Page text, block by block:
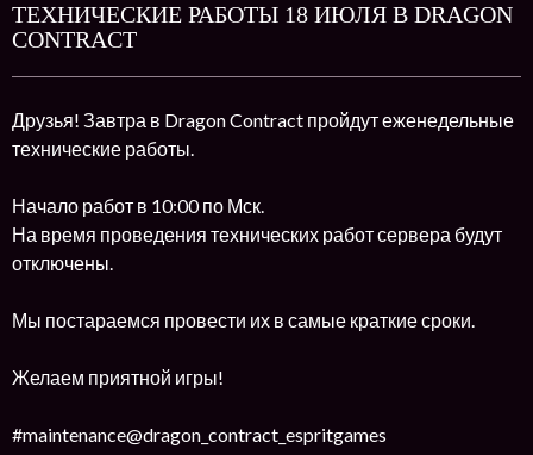
ТЕХНИЧЕСКИЕ РАБОТЫ 18 ИЮЛЯ В DRAGON
CONTRACT
Друзья! Завтра в Dragon Contract пройдут еженедельные
технические работы.
Начало работ в 10:00 по Мск.
На время проведения технических работ сервера будут
отключены.
Мы постараемся провести их в самые краткие сроки.
Желаем приятной игры!
#maintenance@dragon_contract_espritgames